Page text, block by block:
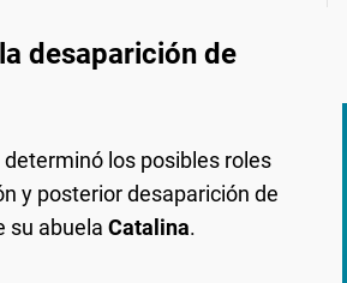
desaparición de
determinó los posibles roles
y posterior desaparición de
su abuela Catalina.